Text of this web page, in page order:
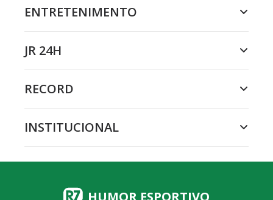
ENTRETENIMENTO
JR 24H
RECORD
INSTITUCIONAL
HUMOR ESPORTIVO